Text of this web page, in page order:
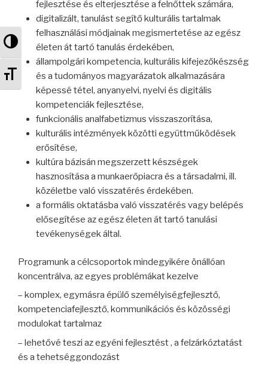
Nagy kontraszt váltása
Betűméret váltása
fejlesztése és elterjesztése a felnőttek számára,
digitalizált, tanulást segítő kulturális tartalmak
felhasználási módjainak megismertetése az egész
életen át tartó tanulás érdekében,
állampolgári kompetencia, kulturális kifejezőkészség
és a tudományos magyarázatok alkalmazására
képessé tétel, anyanyelvi, nyelvi és digitális
kompetenciák fejlesztése,
funkcionális analfabetizmus visszaszorítása,
kulturális intézmények közötti együttműködések
erősítése,
kultúra bázisán megszerzett készségek
hasznosítása a munkaerőpiacra és a társadalmi, ill.
közéletbe való visszatérés érdekében.
a formális oktatásba való visszatérés vagy belépés
elősegítése az egész életen át tartó tanulási
tevékenységek által.
Programunk a célcsoportok mindegyikére önállóan
koncentrálva, az egyes problémákat kezelve
– komplex, egymásra épülő személyiségfejlesztő,
kompetenciafejlesztő, kommunikációs és közösségi
modulokat tartalmaz
– lehetővé teszi az egyéni fejlesztést , a felzárkóztatást
és a tehetséggondozást